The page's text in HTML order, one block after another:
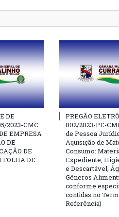
DE
2023-CMC
EMPRESA
DE
DE
FOLHA DE
PREGÃO
002/2023-PE-
de Pessoa
Aquisição de
Consumo:
Expediente,
e Descartável,
Gêneros
conforme
contidas no
Referência)